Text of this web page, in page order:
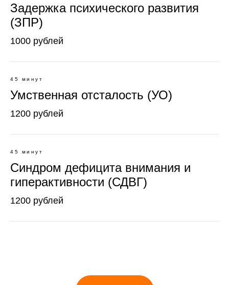
Задержка психического развития
(ЗПР)
1000 рублей
45 минут
Умственная отсталость (УО)
1200 рублей
45 минут
Синдром дефицита внимания и
гиперактивности (СДВГ)
1200 рублей